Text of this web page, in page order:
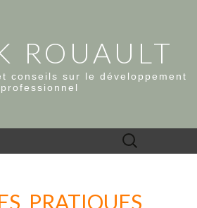
ROUAULT
conseils sur le développement
professionnel
Rechercher :